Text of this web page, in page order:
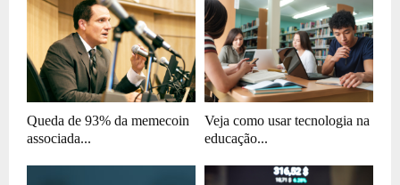
Queda de 93% da memecoin
associada...
Veja como usar tecnologia na
educação...